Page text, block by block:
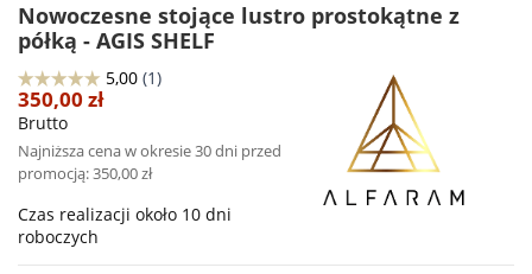
Nowoczesne stojące lustro prostokątne z
półką - AGIS SHELF
350,00 zł
Brutto
Najniższa cena w okresie 30 dni przed
promocją:350,00 zł
Czas realizacji około 10 dni
roboczych